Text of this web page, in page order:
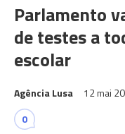
Parlamento
de testes a
escolar
Agência Lusa 12 mai
0